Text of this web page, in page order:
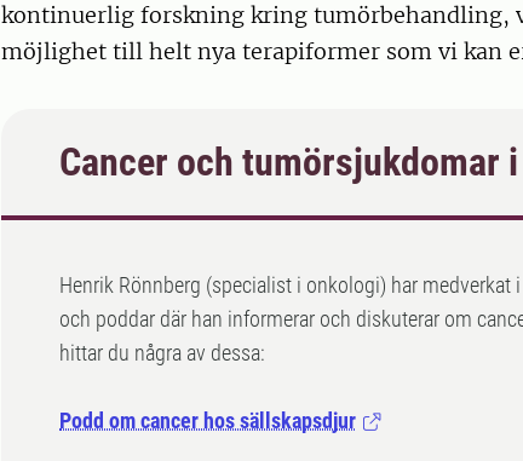
kontinuerlig forskning kring tumörbehandling,
möjlighet till helt nya terapiformer som vi kan
Cancer och tumörsjukdomar
Henrik Rönnberg (specialist i onkologi) har medverkat
och poddar där han informerar och diskuterar om
hittar du några av dessa:
Podd om cancer hos sällskapsdjur